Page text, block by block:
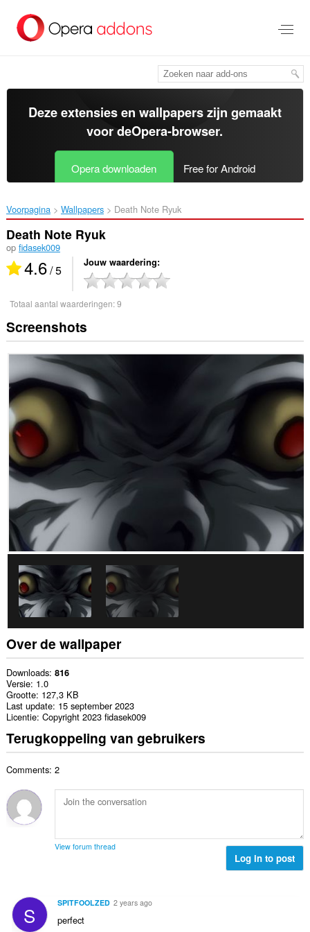
tekst
springen
Deze extensies en wallpapers zijn gemaakt
voor deOpera-browser.
Opera downloaden Free for Android
Voorpagina Wallpapers Death Note Ryuk‎
Death Note Ryuk
op fidasek009
4.6/ 5 Jouw waardering
Totaal aantal waarderingen:9
Screenshots
Over de wallpaper
Downloads 816
Versie 1.0
Grootte 127,3 KB
Last update 15 september 2023
Licentie Copyright 2023 fidasek009
Terugkoppeling van gebruikers
Comments: 2
View forum thread
Log in to post
S SPITFOOLZED 2 years ago
perfect